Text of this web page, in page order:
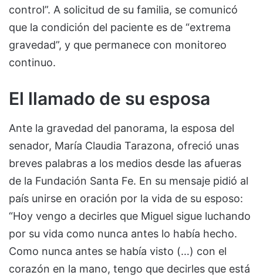
control”. A solicitud de su familia, se comunicó
que la condición del paciente es de “extrema
gravedad”, y que permanece con monitoreo
continuo.
El llamado de su esposa
Ante la gravedad del panorama, la esposa del
senador, María Claudia Tarazona, ofreció unas
breves palabras a los medios desde las afueras
de la Fundación Santa Fe. En su mensaje pidió al
país unirse en oración por la vida de su esposo:
“Hoy vengo a decirles que Miguel sigue luchando
por su vida como nunca antes lo había hecho.
Como nunca antes se había visto (…) con el
corazón en la mano, tengo que decirles que está